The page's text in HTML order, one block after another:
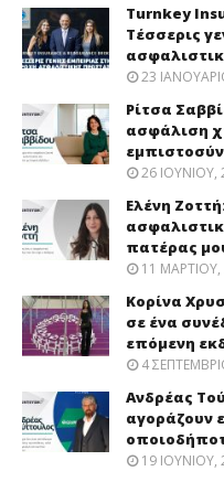
Turnkey
Τέσσερις
23
Ρίτσα
ασφάλιση
26 ΙΟΥΝΊΟΥ,
Ελένη
πατέρας
11 ΜΑΡΤΊΟΥ,
Κορίνα
σε ένα
επόμενη
4
Ανδρέας
αγοράζουν
19 ΙΟΥΝΊΟΥ,